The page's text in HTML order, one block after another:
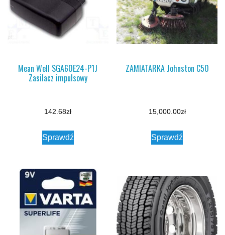
Mean Well SGA60E24-P1J
Zasilacz impulsowy
142.68zł
Sprawdź
ZAMIATARKA Johnston C50
15,000.00zł
Sprawdź